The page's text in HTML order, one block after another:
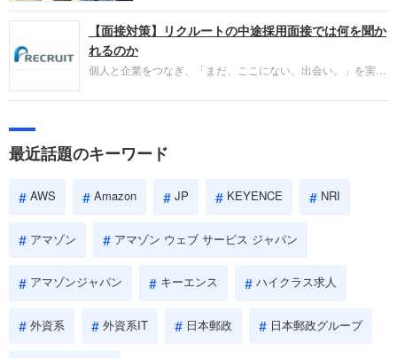
パーソンが利用する企業口コミサイト「キャリコ
ネ」の転職エージェントがお勧めするイチオシ企業
IBMです。採用面接対策の企業研究にご活用くださ
い。
【面接対策】リクルートの中途採用面接では何を聞か
れるのか
個人と企業をつなぎ、「まだ、ここにない、出会い。」を実現
やこれまでの成果を具体的に問われるほか、「人間性」も評価
しょう。
最近話題のキーワード
AWS Amazon JP KEYENCE NRI
アマゾン アマゾン ウェブ サービス ジャパン
アマゾンジャパン キーエンス ハイクラス求人
外資系 外資系IT 日本郵政 日本郵政グループ